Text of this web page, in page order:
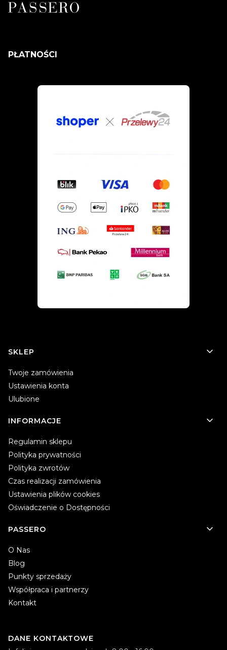
PŁATNOŚCI
Linki w stopce
SKLEP
Twoje zamówienia
Ustawienia konta
Ulubione
INFORMACJE
Regulamin sklepu
Polityka prywatności
Polityka zwrotów
Czas realizacji zamówienia
Ustawienia plików cookies
Oświadczenie o Dostępności
PASSERO
O Nas
Blog
Punkty sprzedaży
Współpraca i partnerzy
Kontakt
DANE KONTAKTOWE